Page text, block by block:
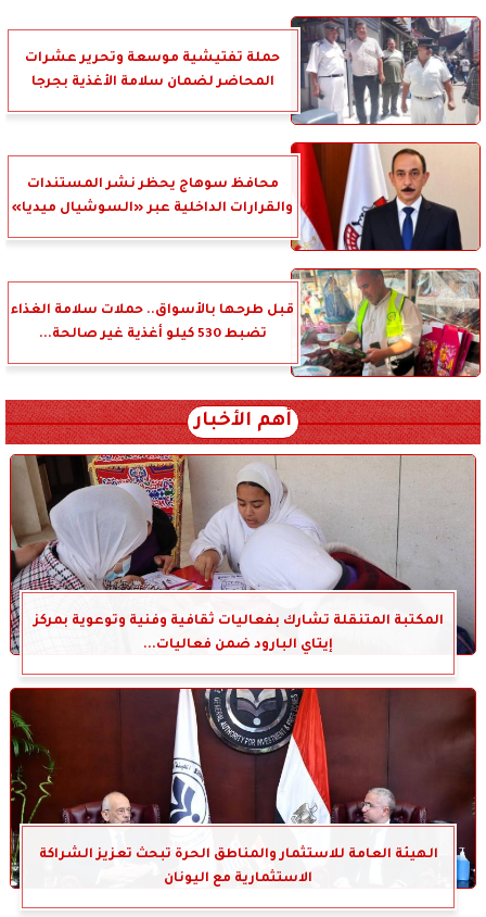
حملة تفتيشية موسعة وتحرير عشرات
المحاضر لضمان سلامة الأغذية بجرجا
محافظ سوهاج يحظر نشر المستندات
والقرارات الداخلية عبر «السوشيال ميديا»
قبل طرحها بالأسواق.. حملات سلامة الغذاء
تضبط 530 كيلو أغذية غير صالحة...
أهم الأخبار
المكتبة المتنقلة تشارك بفعاليات ثقافية وفنية وتوعوية بمركز
إيتاي البارود ضمن فعاليات...
الهيئة العامة للاستثمار والمناطق الحرة تبحث تعزيز الشراكة
الاستثمارية مع اليونان